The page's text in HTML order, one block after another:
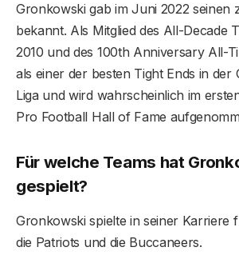
Gronkowski gab im Juni 2022 seinen
bekannt. Als Mitglied des All-Decade
2010 und des 100th Anniversary All-
als einer der besten Tight Ends in der
Liga und wird wahrscheinlich im
Pro Football Hall of Fame
Für welche Teams hat
gespielt?
Gronkowski spielte in seiner Karriere
die Patriots und die Buccaneers.